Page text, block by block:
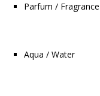
Parfum /
Aqua / Water